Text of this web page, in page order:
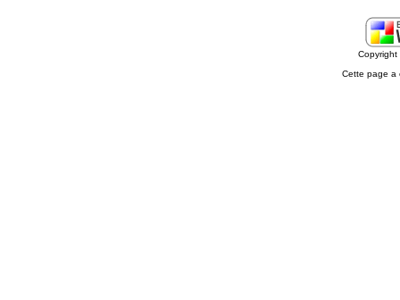
Cette page a